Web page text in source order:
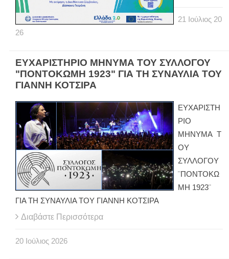
21 Ιούλιος 20
26
ΕΥΧΑΡΙΣΤΗΡΙΟ ΜΗΝΥΜΑ ΤΟΥ ΣΥΛΛΟΓΟΥ
"ΠΟΝΤΟΚΩΜΗ 1923" ΓΙΑ ΤΗ ΣΥΝΑΥΛΙΑ ΤΟΥ
ΓΙΑΝΝΗ ΚΟΤΣΙΡΑ
ΕΥΧΑΡΙΣΤΗ
ΡΙΟ
ΜΗΝΥΜΑ Τ
ΟΥ
ΣΥΛΛΟΓΟΥ
¨ΠΟΝΤΟΚΩ
ΜΗ 1923¨
ΓΙΑ ΤΗ ΣΥΝΑΥΛΙΑ ΤΟΥ ΓΙΑΝΝΗ ΚΟΤΣΙΡΑ
Διαβάστε Περισσότερα
20 Ιούλιος 2026